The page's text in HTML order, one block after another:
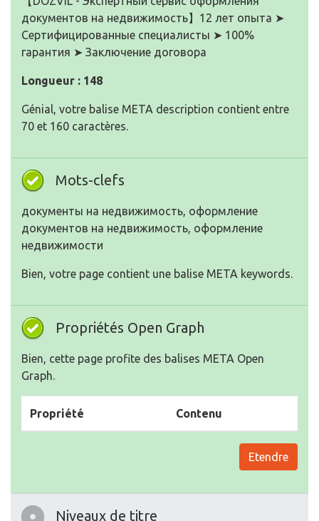
документов на недвижимость】12 лет опыта ➤
Сертифицированные специалисты ➤ 100%
гарантия ➤ Заключение договора
Longueur : 148
Génial, votre balise META description contient entre
70 et 160 caractères.
Mots-clefs
документы на недвижимость, оформление
документов на недвижимость, оформление
недвижимости
Bien, votre page contient une balise META keywords.
Propriétés Open Graph
Bien, cette page profite des balises META Open
Graph.
Propriété Contenu
Etendre
Niveaux de titre